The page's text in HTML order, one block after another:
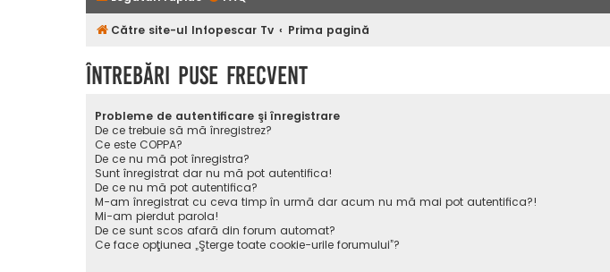
Către site-ul Infopescar Tv Prima pagină
Întrebări puse frecvent
Probleme de autentificare şi înregistrare
De ce trebuie să mă înregistrez?
Ce este COPPA?
De ce nu mă pot înregistra?
Sunt înregistrat dar nu mă pot autentifica!
De ce nu mă pot autentifica?
M-am înregistrat cu ceva timp în urmă dar acum nu mă mai pot autentifica?!
Mi-am pierdut parola!
De ce sunt scos afară din forum automat?
Ce face opţiunea „Şterge toate cookie-urile forumului”?